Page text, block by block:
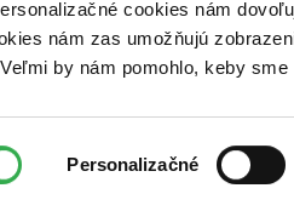
cookies nám
nám zas umožňujú
by nám pomohlo, keby
Personalizačné